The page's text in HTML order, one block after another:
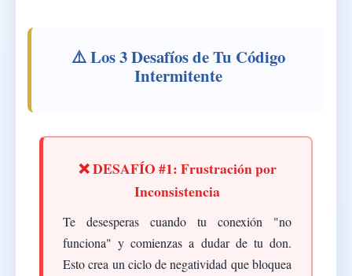
⚠️ Los 3 Desafíos de Tu Código
Intermitente
❌ DESAFÍO #1: Frustración por
Inconsistencia
Te desesperas cuando tu conexión "no
funciona" y comienzas a dudar de tu don.
Esto crea un ciclo de negatividad que bloquea